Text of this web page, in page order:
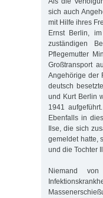
sich auch
mit Hilfe ihres
Ernst Berlin,
zuständigen
Pflegemutter
Großtransport
Angehörige der
deutsch
und Kurt Berlin
1941
Ebenfalls in
Ilse, die sich
gemeldet hatte,
und die Tochter
Niemand